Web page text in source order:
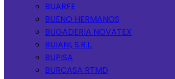
BUARFE
BUENO HERMANOS
BUGADERIA NOVATEX
BUIANI, S.R.L.
BUPISA
BURCASA RTMD